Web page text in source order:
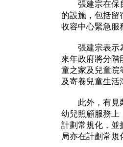
張建宗在保良
的設施，包括留
收容中心緊急服
張建宗表示為
來年政府將分階
童之家及兒童院
及寄養兒童生活
此外，有見鄰
幼兒照顧服務上
計劃常規化，並
局亦在計劃常規